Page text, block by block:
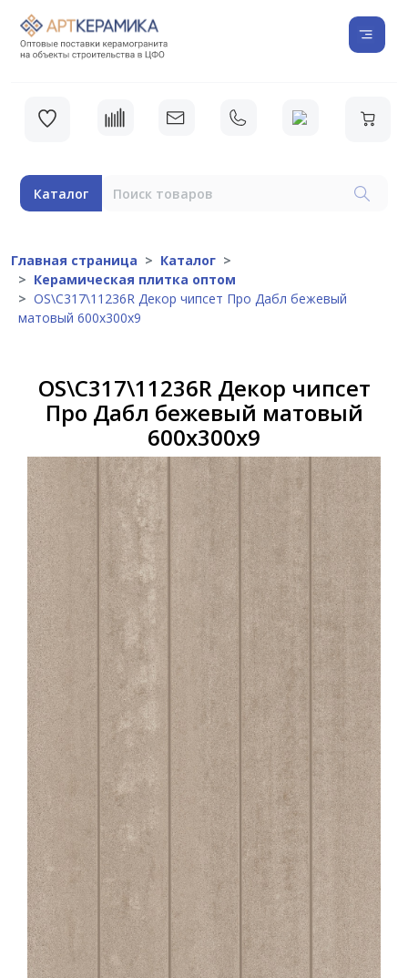
Каталог
Главная страница
Каталог
Керамическая плитка оптом
OS\C317\11236R Декор чипсет Про Дабл бежевый
матовый 600х300х9
OS\C317\11236R Декор чипсет
Про Дабл бежевый матовый
600х300х9